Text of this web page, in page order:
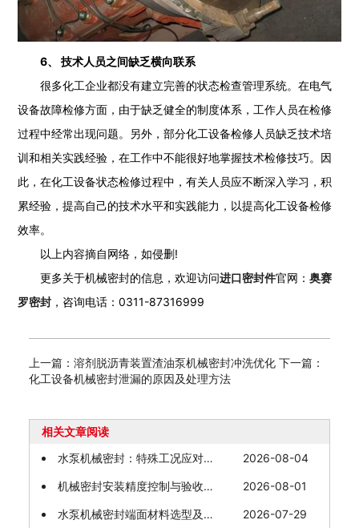
6、 技术人员之间缺乏横向联系
很多化工企业都没有建立完善的状态检查管理系统。在电气
设备故障检修方面，由于缺乏健全的制度体系，工作人员在检修
过程中经常出现问题。另外，部分化工设备检修人员缺乏技术培
训和相关实践经验，在工作中不能很好地掌握技术检修技巧。因
此，在化工设备状态检修过程中，有关人员应不断深入学习，积
累经验，提高自己的技术水平和实践能力，以提高化工设备检修
效率。
以上内容摘自网络，如侵删!
更多关于机械密封的信息，欢迎访问进口密封件官网：奥赛
罗密封 ，咨询电话：0311-87316999
上一篇：溶剂脱沥青装置渣油泵机械密封冲洗优化 下一篇：
化工设备机械密封泄漏的原因及处理方法
相关文章阅读
水泵机械密封：特殊工况应对与故障预防
2026-08-04
机械密封安装精度控制与验收规范 2026-08-01
水泵机械密封端面材料选型及适配工况 2026-07-29